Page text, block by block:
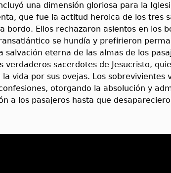
una dimensión gloriosa para la
que fue la actitud heroica de los tres
bordo. Ellos rechazaron asientos en los
se hundía y prefirieron
salvación eterna de las almas de los
verdaderos sacerdotes de Jesucristo,
la vida por sus ovejas. Los sobrevivientes
otorgando la absolución y
a los pasajeros hasta que